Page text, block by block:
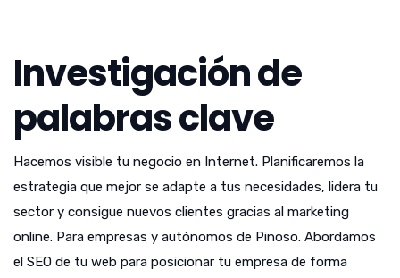
Investigación de
palabras clave
Hacemos visible tu negocio en Internet. Planificaremos la
estrategia que mejor se adapte a tus necesidades, lidera tu
sector y consigue nuevos clientes gracias al marketing
online. Para empresas y autónomos de Pinoso. Abordamos
el SEO de tu web para posicionar tu empresa de forma